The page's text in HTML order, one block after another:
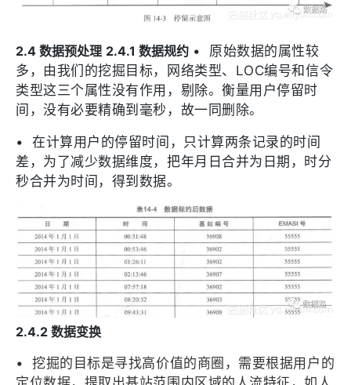
2.4 数据预处理 2.4.1 数据规约 •
原始数据的属性较
多，由我们的挖掘目标，网络类型、LOC编号和信令
类型这三个属性没有作用，剔除。衡量用户停留时
间，没有必要精确到毫秒，故一同删除。
•
在计算用户的停留时间，只计算两条记录的时间
差，为了减少数据维度，把年月日合并为日期，时分
秒合并为时间，得到数据。
2.4.2 数据变换
•
挖掘的目标是寻找高价值的商圈，需要根据用户的